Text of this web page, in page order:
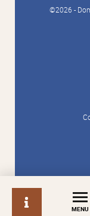
info
MENU
©2026 -